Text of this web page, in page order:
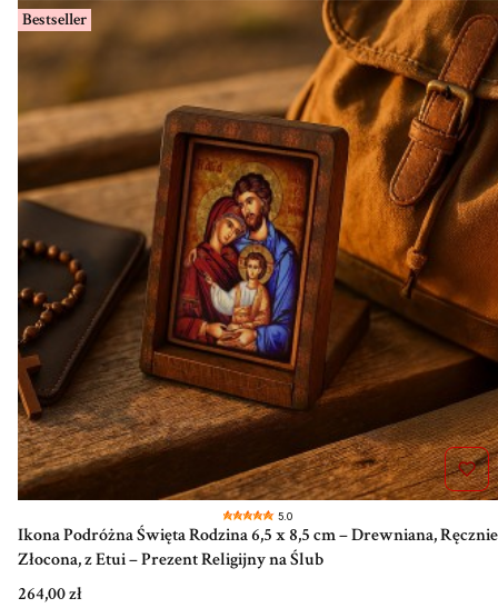
Bestseller
5.0
Ikona Podróżna Święta Rodzina 6,5 x 8,5 cm – Drewniana, Ręcznie
Złocona, z Etui – Prezent Religijny na Ślub
Cena
264,00 zł